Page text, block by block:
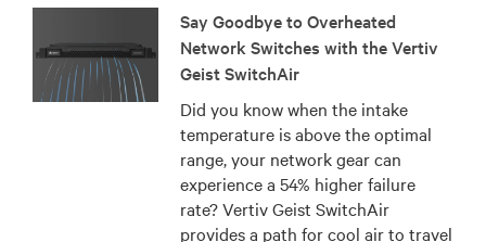
Say Goodbye to Overheated
Network Switches with the Vertiv
Geist SwitchAir
Did you know when the intake
temperature is above the optimal
range, your network gear can
experience a 54% higher failure
rate? Vertiv Geist SwitchAir
provides a path for cool air to travel